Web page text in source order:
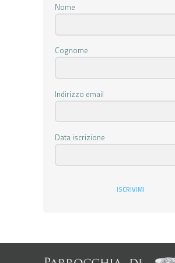
Nome
Cognome
Indirizzo email
Data iscrizione
ISCRIVIMI